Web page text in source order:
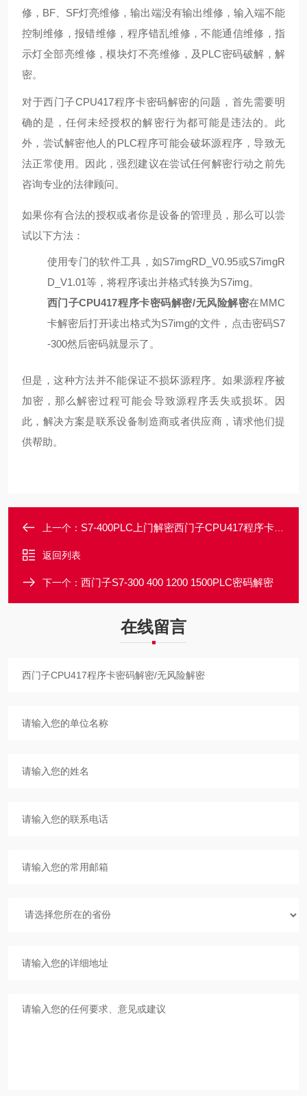
修，BF、SF灯亮维修，输出端没有输出维修，输入端不能
控制维修，报错维修，程序错乱维修，不能通信维修，指
示灯全部亮维修，模块灯不亮维修，及PLC密码破解，解
密。
对于西门子CPU417程序卡密码解密的问题，首先需要明
确的是，任何未经授权的解密行为都可能是违法的。此
外，尝试解密他人的PLC程序可能会破坏源程序，导致无
法正常使用。因此，强烈建议在尝试任何解密行动之前先
咨询专业的法律顾问。
如果你有合法的授权或者你是设备的管理员，那么可以尝
试以下方法：
使用专门的软件工具，如S7imgRD_V0.95或S7imgR
D_V1.01等，将程序读出并格式转换为S7img。
西门子CPU417程序卡密码解密/无风险解密在MMC
卡解密后打开读出格式为S7img的文件，点击密码S7
-300然后密码就显示了。
但是，这种方法并不能保证不损坏源程序。如果源程序被
加密，那么解密过程可能会导致源程序丢失或损坏。因
此，解决方案是联系设备制造商或者供应商，请求他们提
供帮助。
上一个： S7-400PLC上门解密西门子CPU417程序卡密码解密/不损坏源程序
返回列表
下一个： 西门子S7-300 400 1200 1500PLC密码解密
在线留言